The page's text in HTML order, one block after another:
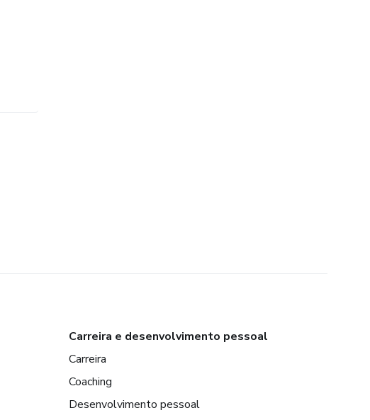
Carreira e desenvolvimento pessoal
Carreira
Coaching
Desenvolvimento pessoal